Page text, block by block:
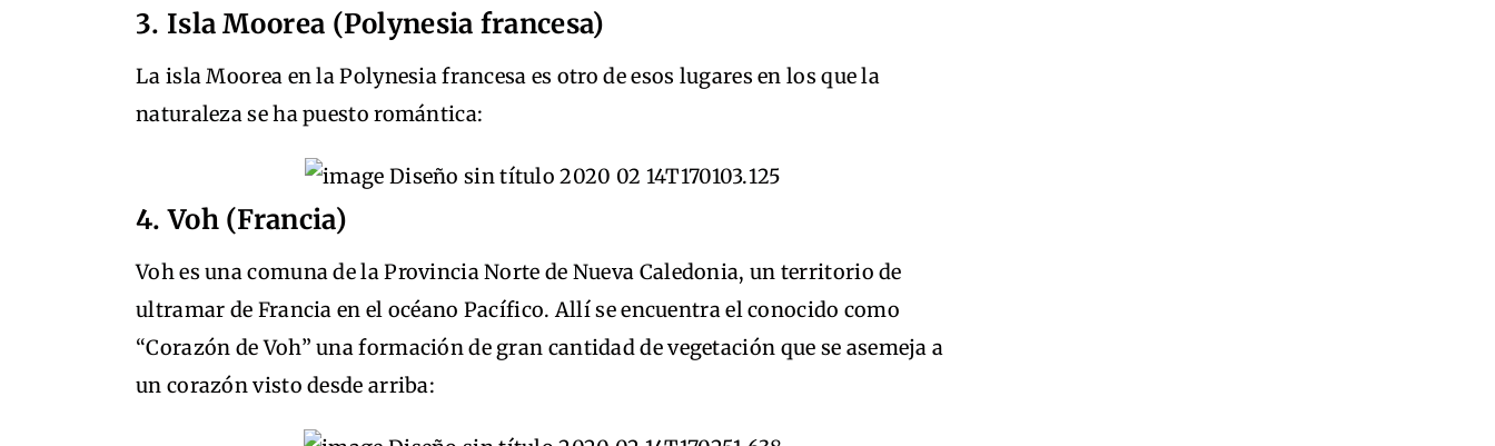
3. Isla Moorea (Polynesia francesa)
La isla Moorea en la Polynesia francesa es otro de esos lugares en los que la
naturaleza se ha puesto romántica:
4. Voh (Francia)
Voh es una comuna de la Provincia Norte de Nueva Caledonia, un territorio de
ultramar de Francia en el océano Pacífico. Allí se encuentra el conocido como
“Corazón de Voh” una formación de gran cantidad de vegetación que se asemeja a
un corazón visto desde arriba: